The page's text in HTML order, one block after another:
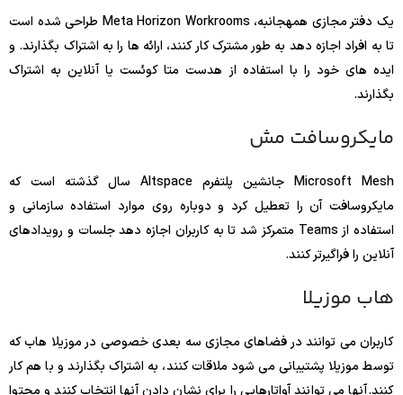
یک دفتر مجازی همهجانبه، Meta Horizon Workrooms طراحی شده است
تا به افراد اجازه دهد به طور مشترک کار کنند، ارائه ها را به اشتراک بگذارند. و
ایده های خود را با استفاده از هدست متا کوئست یا آنلاین به اشتراک
بگذارند.
مایکروسافت مش
Microsoft Mesh جانشین پلتفرم Altspace سال گذشته است که
مایکروسافت آن را تعطیل کرد و دوباره روی موارد استفاده سازمانی و
استفاده از Teams متمرکز شد تا به کاربران اجازه دهد جلسات و رویدادهای
آنلاین را فراگیرتر کنند.
هاب موزیلا
کاربران می توانند در فضاهای مجازی سه بعدی خصوصی در موزیلا هاب که
توسط موزیلا پشتیبانی می شود ملاقات کنند، به اشتراک بگذارند و با هم کار